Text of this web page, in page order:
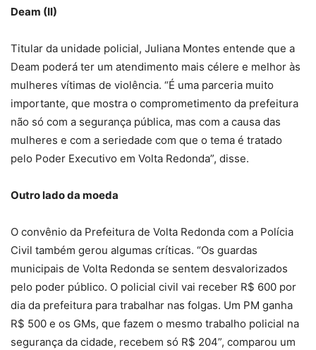
Deam (II)
Titular da unidade policial, Juliana Montes entende que a
Deam poderá ter um atendimento mais célere e melhor às
mulheres vítimas de violência. “É uma parceria muito
importante, que mostra o comprometimento da prefeitura
não só com a segurança pública, mas com a causa das
mulheres e com a seriedade com que o tema é tratado
pelo Poder Executivo em Volta Redonda”, disse.
Outro lado da moeda
O convênio da Prefeitura de Volta Redonda com a Polícia
Civil também gerou algumas críticas. “Os guardas
municipais de Volta Redonda se sentem desvalorizados
pelo poder público. O policial civil vai receber R$ 600 por
dia da prefeitura para trabalhar nas folgas. Um PM ganha
R$ 500 e os GMs, que fazem o mesmo trabalho policial na
segurança da cidade, recebem só R$ 204”, comparou um